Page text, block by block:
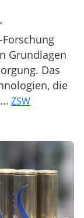
Grundlagen
Das
die
ZSW